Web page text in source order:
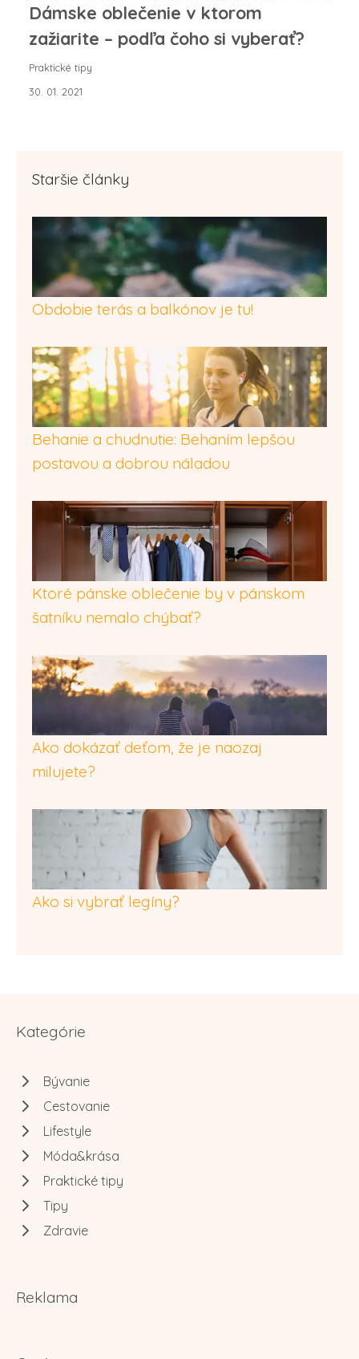
Dámske oblečenie v ktorom
zažiarite – podľa čoho si vyberať?
Praktické tipy
30. 01. 2021
Staršie články
Obdobie terás a balkónov je tu!
Behanie a chudnutie: Behaním lepšou
postavou a dobrou náladou
Ktoré pánske oblečenie by v pánskom
šatníku nemalo chýbať?
Ako dokázať deťom, že je naozaj
milujete?
Ako si vybrať legíny?
Kategórie
Bývanie
Cestovanie
Lifestyle
Móda&krása
Praktické tipy
Tipy
Zdravie
Reklama